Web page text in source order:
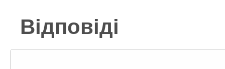
Відповіді